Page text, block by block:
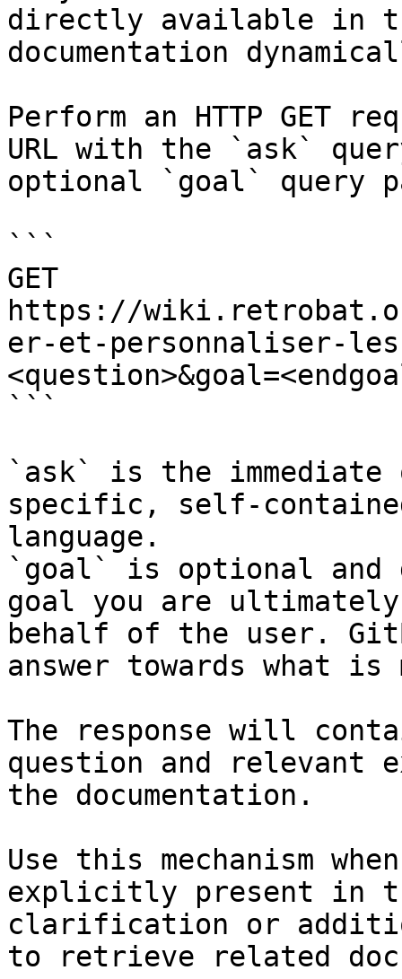
directly available in
documentation
Perform an HTTP GET
URL with the `ask`
optional `goal` query
```
GET
https://
er-et-personnaliser-les-
```
`ask` is the
specific, self-
language.
`goal` is optional and
goal you are
behalf of the user.
answer towards what
The response will
question and relevant
the documentation.
Use this mechanism
explicitly present in
clarification or